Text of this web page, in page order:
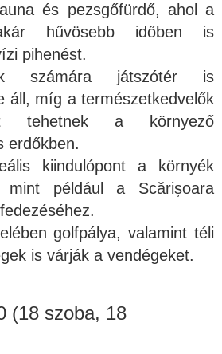
és pezsgőfürdő, ahol a
hűvösebb időben is
pihenést.
számára játszótér is
áll, míg a természetkedvelők
tehetnek a környező
erdőkben.
kiindulópont a környék
mint például a Scărișoara
golfpálya, valamint téli
is várják a vendégeket.
(18 szoba, 18